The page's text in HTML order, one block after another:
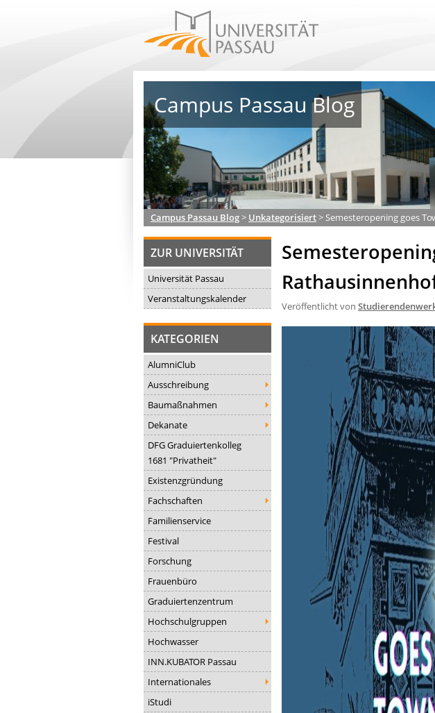
Campus Passau Blog
Campus Passau Blog> Unkategorisiert> Semesteropening goes
ZUR UNIVERSITÄT
Universität Passau
Veranstaltungskalender
KATEGORIEN
AlumniClub
Ausschreibung
Baumaßnahmen
Dekanate
DFG Graduiertenkolleg
1681 "Privatheit"
Existenzgründung
Fachschaften
Familienservice
Festival
Forschung
Frauenbüro
Graduiertenzentrum
Hochschulgruppen
Hochwasser
INN.KUBATOR Passau
Internationales
iStudi
Veröffentlicht von